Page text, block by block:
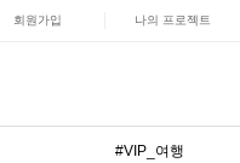
회원가입 나의 프로젝트
#VIP_여행